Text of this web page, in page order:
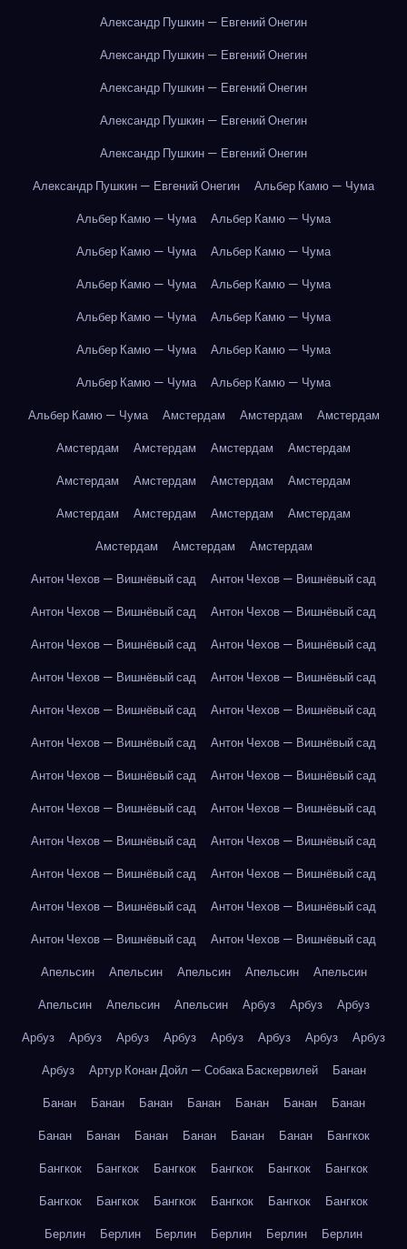
Александр Пушкин — Евгений Онегин
Александр Пушкин — Евгений Онегин
Александр Пушкин — Евгений Онегин
Александр Пушкин — Евгений Онегин
Александр Пушкин — Евгений Онегин
Александр Пушкин — Евгений Онегин
Альбер Камю — Чума
Альбер Камю — Чума
Альбер Камю — Чума
Альбер Камю — Чума
Альбер Камю — Чума
Альбер Камю — Чума
Альбер Камю — Чума
Альбер Камю — Чума
Альбер Камю — Чума
Альбер Камю — Чума
Альбер Камю — Чума
Альбер Камю — Чума
Альбер Камю — Чума
Альбер Камю — Чума
Амстердам Амстердам
Амстердам
Амстердам
Амстердам Амстердам
Амстердам
Амстердам
Амстердам Амстердам
Амстердам
Амстердам
Амстердам Амстердам
Амстердам
Амстердам
Амстердам
Амстердам
Антон Чехов — Вишнёвый сад
Антон Чехов — Вишнёвый сад
Антон Чехов — Вишнёвый сад
Антон Чехов — Вишнёвый сад
Антон Чехов — Вишнёвый сад
Антон Чехов — Вишнёвый сад
Антон Чехов — Вишнёвый сад
Антон Чехов — Вишнёвый сад
Антон Чехов — Вишнёвый сад
Антон Чехов — Вишнёвый сад
Антон Чехов — Вишнёвый сад
Антон Чехов — Вишнёвый сад
Антон Чехов — Вишнёвый сад
Антон Чехов — Вишнёвый сад
Антон Чехов — Вишнёвый сад
Антон Чехов — Вишнёвый сад
Антон Чехов — Вишнёвый сад
Антон Чехов — Вишнёвый сад
Антон Чехов — Вишнёвый сад
Антон Чехов — Вишнёвый сад
Антон Чехов — Вишнёвый сад
Антон Чехов — Вишнёвый сад
Антон Чехов — Вишнёвый сад
Антон Чехов — Вишнёвый сад
Апельсин
Апельсин Апельсин Апельсин
Апельсин
Апельсин
Апельсин Апельсин Арбуз Арбуз
Арбуз
Арбуз
Арбуз Арбуз Арбуз Арбуз Арбуз Арбуз
Арбуз
Арбуз
Артур Конан Дойл — Собака Баскервилей
Банан
Банан
Банан Банан Банан Банан Банан
Банан
Банан
Банан Банан Банан Банан Банан
Бангкок
Бангкок
Бангкок Бангкок Бангкок Бангкок
Бангкок
Бангкок
Бангкок Бангкок Бангкок Бангкок
Бангкок
Берлин
Берлин Берлин Берлин Берлин Берлин